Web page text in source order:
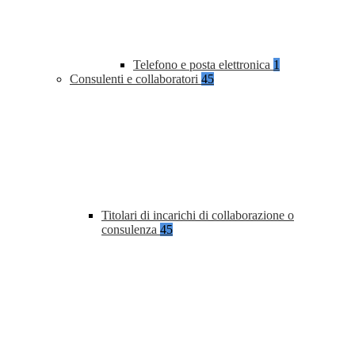
Telefono e posta elettronica 1
Consulenti e collaboratori 45
Titolari di incarichi di collaborazione o
consulenza 45